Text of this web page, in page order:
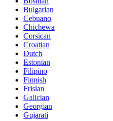
Bulgarian
Cebuano
Chichewa
Corsican
Croatian
Dutch
Estonian
Filipino
Finnish
Frisian
Galician
Georgian
Gujarati